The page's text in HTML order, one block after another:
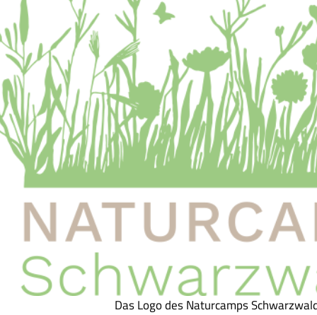
Das Logo des Naturcamps